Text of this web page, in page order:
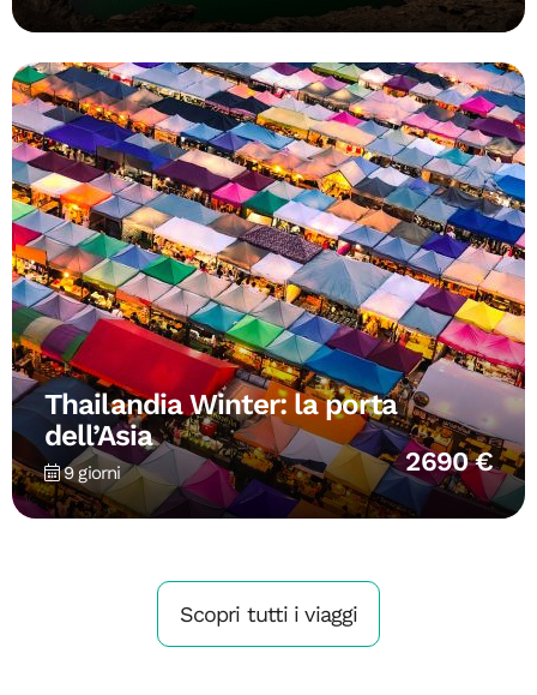
Thailandia Winter: la porta
dell’Asia
9 giorni 2690 €
Scopri tutti i viaggi